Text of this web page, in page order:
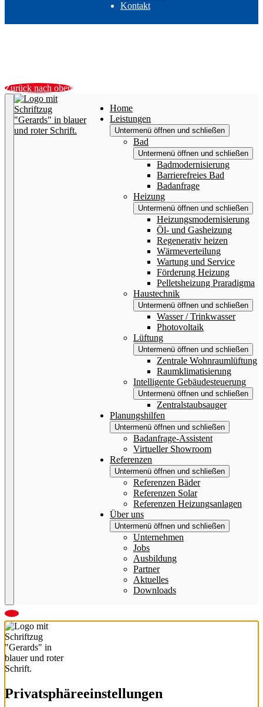
Kontakt
Zurück nach oben
Home
Leistungen
Untermenü öffnen und schließen
Bad
Untermenü öffnen und schließen
Badmodernisierung
Barrierefreies Bad
Badanfrage
Heizung
Untermenü öffnen und schließen
Heizungsmodernisierung
Öl- und Gasheizung
Regenerativ heizen
Wärmeverteilung
Wartung und Service
Förderung Heizung
Pelletsheizung Praradigma
Haustechnik
Untermenü öffnen und schließen
Wasser / Trinkwasser
Photovoltaik
Lüftung
Untermenü öffnen und schließen
Zentrale Wohnraumlüftung
Raumklimatisierung
Intelligente Gebäudesteuerung
Untermenü öffnen und schließen
Zentralstaubsauger
Planungshilfen
Untermenü öffnen und schließen
Badanfrage-Assistent
Virtueller Showroom
Referenzen
Untermenü öffnen und schließen
Referenzen Bäder
Referenzen Solar
Referenzen Heizungsanlagen
Über uns
Untermenü öffnen und schließen
Unternehmen
Jobs
Ausbildung
Partner
Aktuelles
Downloads
Privatsphäre­einstellungen